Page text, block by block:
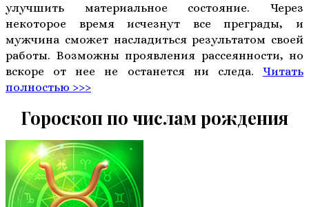
улучшить материальное состояние. Через
некоторое время исчезнут все преграды, и
мужчина сможет насладиться результатом своей
работы. Возможны проявления рассеянности, но
вскоре от нее не останется ни следа. Читать
полностью >>>
Гороскоп по числам рождения